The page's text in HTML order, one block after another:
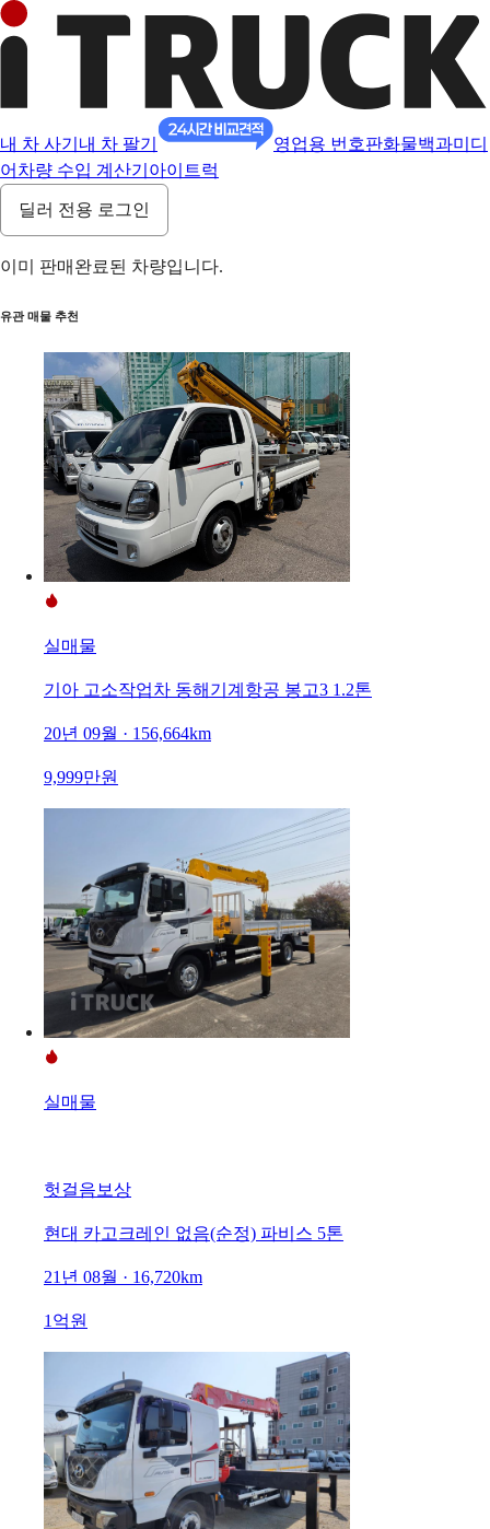
내 차 사기 내 차 팔기 영업용 번호판화물백과미디
어 차량 수입 계산기 아이트럭
딜러 전용 로그인
이미 판매완료된 차량입니다.
유관 매물 추천
실매물
기아 고소작업차 동해기계항공 봉고3 1.2톤
20년 09월 · 156,664km
9,999만원
실매물
헛걸음보상
현대 카고크레인 없음(순정) 파비스 5톤
21년 08월 · 16,720km
1억원